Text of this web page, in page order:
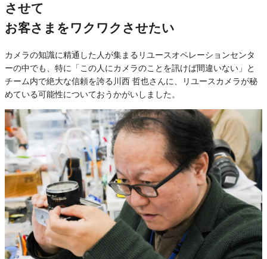
させて
お客さまをワクワクさせたい
カメラの知識に精通した人が集まるリユースオペレーションセンタ
ーの中でも、特に「この人にカメラのことを訊けば間違いない」と
チーム内で絶大な信頼を誇る川西 哲也さんに、リユースカメラが秘
めている可能性についておうかがいしました。